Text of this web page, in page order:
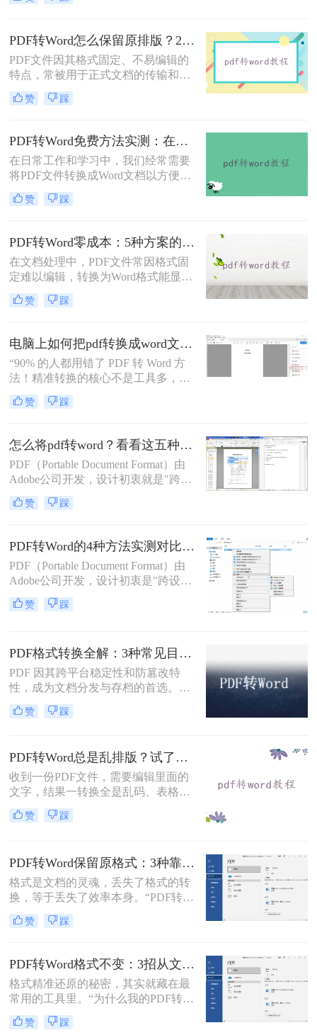
文档内容时，将其转换为Word格式
word怎么转呢？本文将详细介绍几种
常用的PDF转Word方法，助您轻松完
成转换。
PDF转Word怎么保留原排版？2种方法对比：Adobe Acrobat DC与专业转换软件实测
PDF文件因其格式固定、不易编辑的
特点，常被用于正式文档的传输和存
档。然而，当我们需要编辑PDF内容
时，将其转换为Word文档是常见需
乱，影响使用体验。那么pdf转word怎
么保留原排版呢？本文将介绍两种方
法，帮助你在PDF转Word时尽可能保
留原排版。
赞 踩
PDF转Word免费方法实测：在线工具、Word内置功能与手动复制3种方式对比！
在日常工作和学习中，我们经常需要
将PDF文件转换成Word文档以方便编
辑。那么怎么不花钱把pdf转成word
呢？以下是三种可以免费使用的PDF
选择最适合的方式。
赞 踩
PDF转Word零成本：5种方案的成本、速度、精度对比！
在文档处理中，PDF文件常因格式固
定难以编辑，转换为Word格式能显著
提升工作效率。然而，市面上许多转
换工具需付费或存在隐私风险，那么
5种完全免费的解决方案。所有方法
均基于官方或开源平台，确保零成
本、无广告、无数据泄露。无需任何
付费，即可实现高质量转换，告别格
式错乱与隐私担忧！
赞 踩
电脑上如何把pdf转换成word文档？这3个高效精准的方法，让你办公效能翻倍！
“90% 的人都用错了 PDF 转 Word 方
法！精准转换的核心不是工具多，而
是选对适配场景”职场中，“PDF 转
Word” 是高频刚需 —— 项目报告需提
论文需调整格式，稍有不慎就会出现
排版错乱、文字丢失、表格变形等问
题。
赞 踩
怎么将pdf转word？看看这五种转换方法！
PDF（Portable Document Format）由
Adobe公司开发，设计初衷就是"跨设
备一致性呈现"——无论在什么设备
上打开，排版都完全一样。这个优点
用固定坐标记录每个文字、图形的精
确位置，而Word是流式排版，内容从
上到下流动、自动换行。
赞 踩
PDF转Word的4种方法实测对比（附还原度对比表）！
PDF（Portable Document Format）由
Adobe公司开发，设计初衷是"跨设备
一致性呈现"——无论在什么设备上
打开，排版都完全一样。这个优点也
位置，而Word是流式排版，内容从上
到下流动、自动换行。
赞 踩
PDF格式转换全解：3种常见目标格式及对应操作方法！
PDF 因其跨平台稳定性和防篡改特
性，成为文档分发与存档的首选。但
当需要编辑内容、调整格式或提取文
本时，将其转换为可编辑的 Word 文
流转换途径。
赞 踩
PDF转Word总是乱排版？试了好几个办法，这几个真的能用！
收到一份PDF文件，需要编辑里面的
文字，结果一转换全是乱码、表格错
位、图片跑偏——这种糟心事估计不
少人都遇到过。其实pdf怎么转换成
的PDF是什么类型、要转几个文件、
对排版要求高不高。本文就按不同场
景，把我自己实际用过、觉得靠谱的
转、批量处理、以及对排版要求高时
赞 踩
PDF转Word保留原格式：3种靠谱方法的关键参数配置！
格式是文档的灵魂，丢失了格式的转
换，等于丢失了效率本身。“PDF转完
Word，排版全乱了，还不如自己重打
一遍！”这是小编在后台收到最多的
域多年的测评博主，我深知一份格式
错乱、需要手动调整数小时的Word文
档，对职场人来说是多么糟糕的体
验。那么pdf转word如何保留原格式
呢？
赞 踩
PDF转Word格式不变：3招从文件选择到输出设置全流程！
格式精准还原的秘密，其实就藏在最
常用的工具里。“为什么我的PDF转成
Word后，格式全乱了？”——这是小
编在后台收到最多的问题之一。相信
赞 踩